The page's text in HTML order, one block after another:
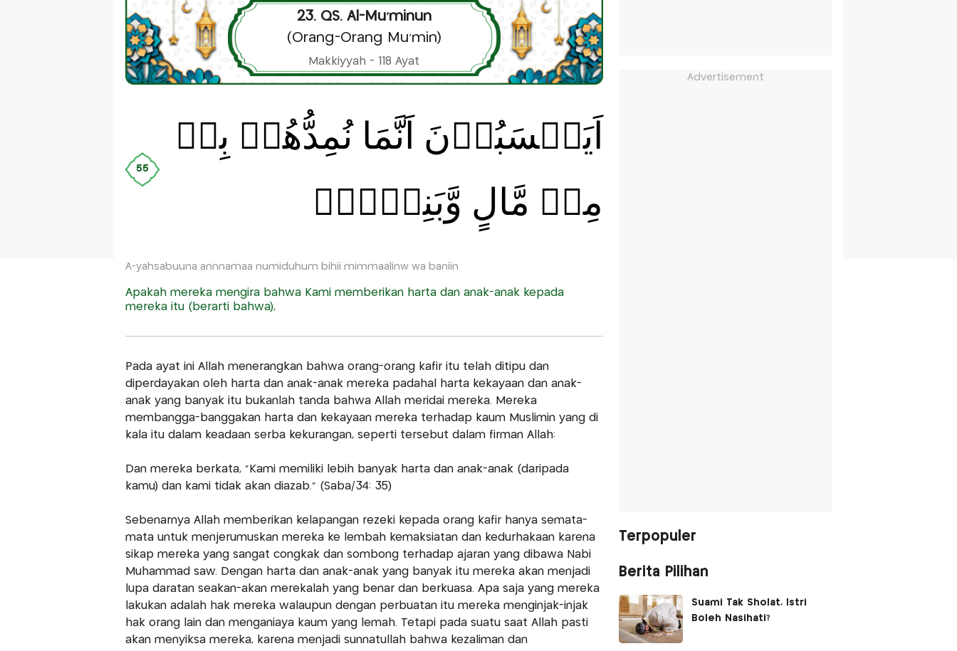
23. QS. Al-Mu’minun
(Orang-Orang Mu'min)
Makkiyyah - 118 Ayat
55
اَيَحۡسَبُوۡنَ اَنَّمَا نُمِدُّهُمۡ بِهٖ
مِنۡ مَّالٍ وَّبَنِيۡنَۙ
A-yahsabuuna annnamaa numiduhum bihii mimmaalinw wa baniin
Apakah mereka mengira bahwa Kami memberikan harta dan anak-anak kepada
mereka itu (berarti bahwa),
Pada ayat ini Allah menerangkan bahwa orang-orang kafir itu telah ditipu dan
diperdayakan oleh harta dan anak-anak mereka padahal harta kekayaan dan anak-
anak yang banyak itu bukanlah tanda bahwa Allah meridai mereka. Mereka
membangga-banggakan harta dan kekayaan mereka terhadap kaum Muslimin yang di
kala itu dalam keadaan serba kekurangan, seperti tersebut dalam firman Allah:
Dan mereka berkata, "Kami memiliki lebih banyak harta dan anak-anak (daripada
kamu) dan kami tidak akan diazab." (Saba/34: 35)
Sebenarnya Allah memberikan kelapangan rezeki kepada orang kafir hanya semata-
mata untuk menjerumuskan mereka ke lembah kemaksiatan dan kedurhakaan karena
sikap mereka yang sangat congkak dan sombong terhadap ajaran yang dibawa Nabi
Muhammad saw. Dengan harta dan anak-anak yang banyak itu mereka akan menjadi
lupa daratan seakan-akan merekalah yang benar dan berkuasa. Apa saja yang mereka
lakukan adalah hak mereka walaupun dengan perbuatan itu mereka menginjak-injak
hak orang lain dan menganiaya kaum yang lemah. Tetapi pada suatu saat Allah pasti
akan menyiksa mereka, karena menjadi sunnatullah bahwa kezaliman dan
Advertisement
Terpopuler
Berita Pilihan
Suami Tak Sholat, Istri
Boleh Nasihati?